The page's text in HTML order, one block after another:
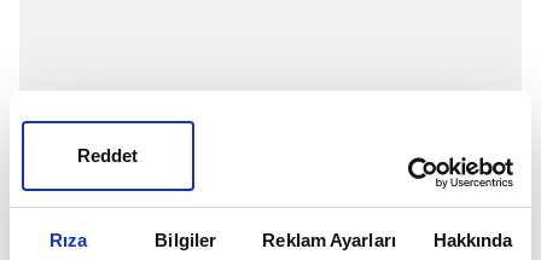
Rıza Bilgiler Reklam Ayarları Hakkında
Reddet